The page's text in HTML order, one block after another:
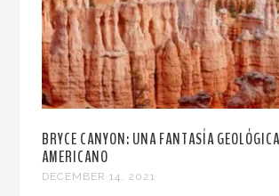
BRYCE CANYON: UNA FANTASÍA
AMERICANO
DECEMBER 14, 2021